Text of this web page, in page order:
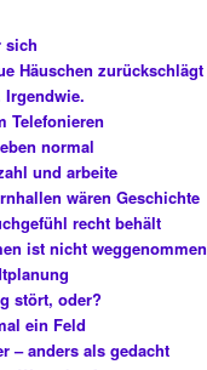
sich
Häuschen zurückschlägt
Irgendwie.
Telefonieren
normal
und arbeite
wären Geschichte
recht behält
ist nicht weggenommen
stört, oder?
ein Feld
– anders als gedacht